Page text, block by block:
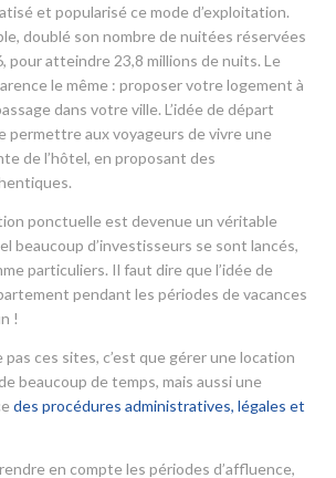
et popularisé ce mode d’exploitation.
doublé son nombre de nuitées réservées
pour atteindre 23,8 millions de nuits. Le
le même : proposer votre logement à
dans votre ville. L’idée de départ
permettre aux voyageurs de vivre une
de l’hôtel, en proposant des
ponctuelle est devenue un véritable
beaucoup d’investisseurs se sont lancés,
particuliers. Il faut dire que l’idée de
pendant les périodes de vacances
!
pas ces sites, c’est que gérer une location
beaucoup de temps, mais aussi une
des procédures administratives, légales et
en compte les périodes d’affluence,